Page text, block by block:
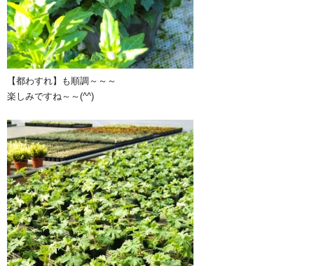
【都わすれ】も順調～～～
楽しみですね～～(^^)